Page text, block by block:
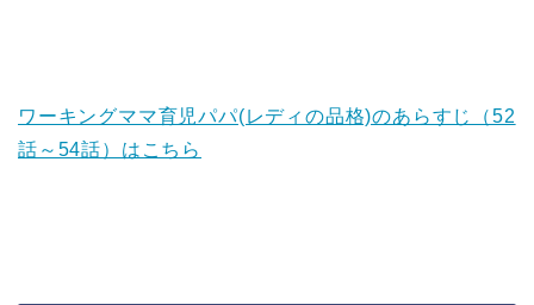
ワーキングママ育児パパ(レディの品格)のあらすじ（52
話～54話）はこちら